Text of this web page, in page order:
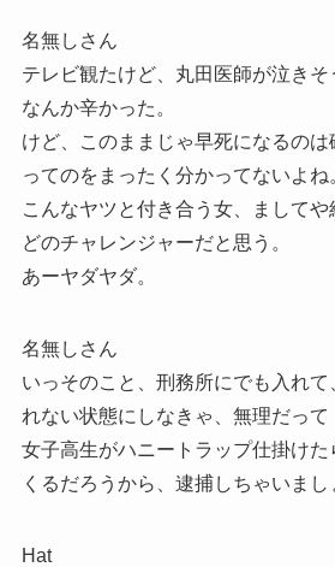
名無しさん
テレビ観たけど、丸田医師が泣きそ
なんか辛かった。
けど、このままじゃ早死になるの
ってのをまったく分かってないよね
こんなヤツと付き合う女、まして
どのチャレンジャーだと思う。
あーヤダヤダ。
名無しさん
いっそのこと、刑務所にでも入れ
れない状態にしなきゃ、無理だって
女子高生がハニートラップ仕掛けた
くるだろうから、逮捕しちゃいまし
Hat